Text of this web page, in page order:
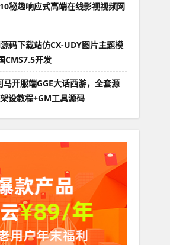
秘趣响应式高端在线影视视频网
码下载站仿CX-UDY图片主题模
CMS7.5开发
马开服端GGE大话西游，全套源
设教程+GM工具源码